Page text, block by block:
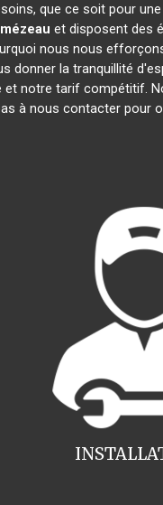
que ce soit pour
et disposent des
nous nous
donner la tranquillité
notre tarif compétitif.
à nous contacter pour